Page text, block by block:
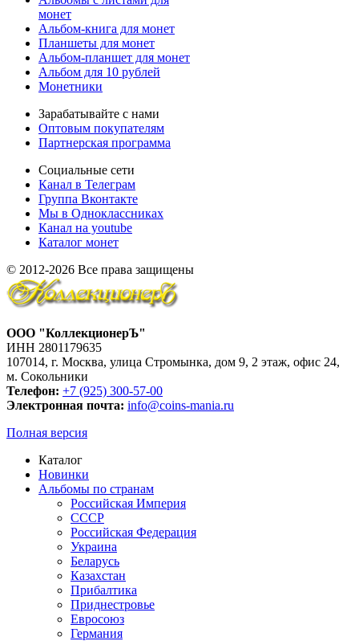
монет
Альбом-книга для монет
Планшеты для монет
Альбом-планшет для монет
Альбом для 10 рублей
Монетники
Зарабатывайте с нами
Оптовым покупателям
Партнерская программа
Социальные сети
Канал в Телеграм
Группа Вконтакте
Мы в Одноклассниках
Канал на youtube
Каталог монет
© 2012-2026 Все права защищены
ООО "КоллекционерЪ"
ИНН 2801179635
107014, г. Москва, улица Стромынка, дом 9, 2 этаж, офис 24,
м. Сокольники
Телефон: +7 (925) 300-57-00
Электронная почта: info@coins-mania.ru
Полная версия
Каталог
Новинки
Альбомы по странам
Российская Империя
СССР
Российская Федерация
Украина
Беларусь
Казахстан
Прибалтика
Приднестровье
Евросоюз
Германия